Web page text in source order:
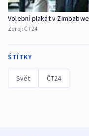
Volební plakát v Zimbabwe
Zdroj: ČT24
ŠTÍTKY
Svět ČT24